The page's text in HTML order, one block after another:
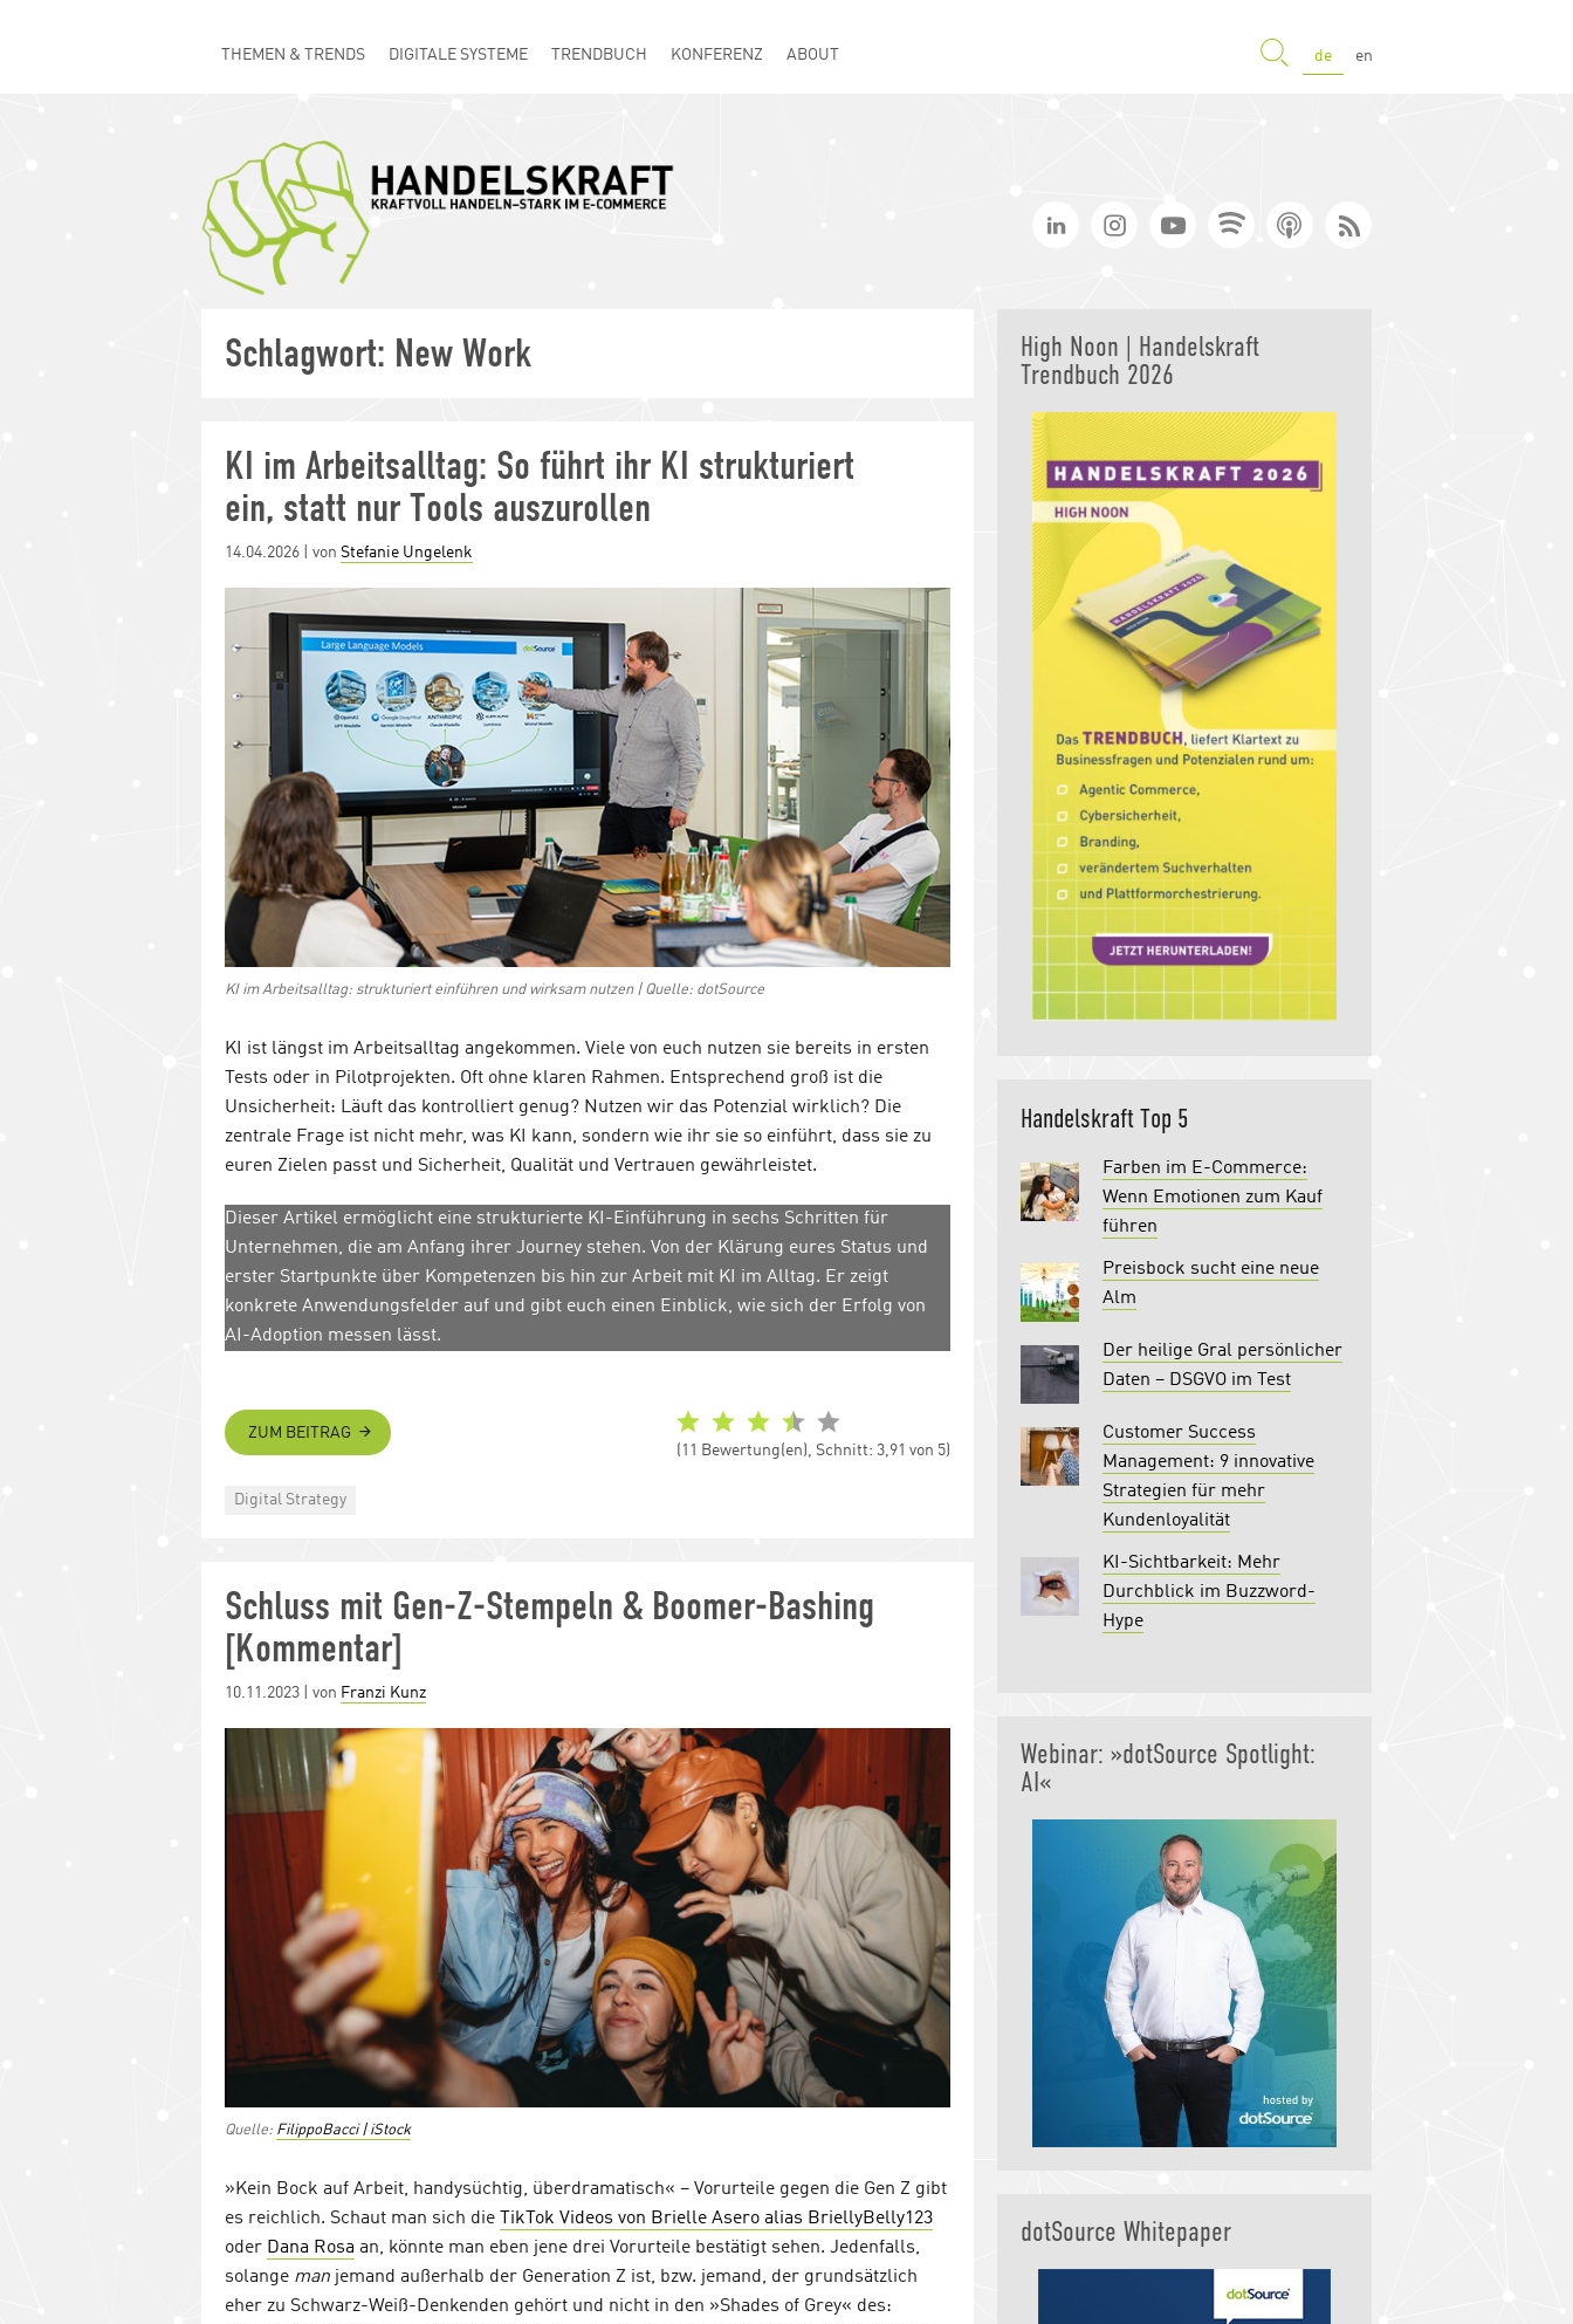
THEMEN & TRENDS DIGITALE SYSTEME TRENDBUCH KONFERENZ ABOUT SUCHE de en
Schlagwort: New Work
KI im Arbeitsalltag: So führt ihr KI strukturiert
ein, statt nur Tools auszurollen
Posted
14.04.2026 | von Stefanie Ungelenk
KI im Arbeitsalltag: strukturiert einführen und wirksam nutzen | Quelle: dotSource
KI ist längst im Arbeitsalltag angekommen. Viele von euch nutzen sie bereits in ersten
Tests oder in Pilotprojekten. Oft ohne klaren Rahmen. Entsprechend groß ist die
Unsicherheit: Läuft das kontrolliert genug? Nutzen wir das Potenzial wirklich? Die
zentrale Frage ist nicht mehr, was KI kann, sondern wie ihr sie so einführt, dass sie zu
euren Zielen passt und Sicherheit, Qualität und Vertrauen gewährleistet.
Dieser Artikel ermöglicht eine strukturierte KI-Einführung in sechs Schritten für
Unternehmen, die am Anfang ihrer Journey stehen. Von der Klärung eures Status und
erster Startpunkte über Kompetenzen bis hin zur Arbeit mit KI im Alltag. Er zeigt
konkrete Anwendungsfelder auf und gibt euch einen Einblick, wie sich der Erfolg von
AI-Adoption messen lässt.
ZUM BEITRAG
(11 Bewertung(en), Schnitt: 3,91 von 5)
Categories
Digital Strategy
Schluss mit Gen-Z-Stempeln & Boomer-Bashing
[Kommentar]
Posted
10.11.2023 | von Franzi Kunz
Quelle: FilippoBacci | iStock
»Kein Bock auf Arbeit, handysüchtig, überdramatisch« – Vorurteile gegen die Gen Z gibt
es reichlich. Schaut man sich die
TikTok Videos von Brielle Asero alias BriellyBelly123
oder Dana Rosa an, könnte man eben jene drei Vorurteile bestätigt sehen. Jedenfalls,
solange man jemand außerhalb der Generation Z ist, bzw. jemand, der grundsätzlich
eher zu Schwarz-Weiß-Denkenden gehört und nicht in den »Shades of Grey« des:
High Noon | Handelskraft
Trendbuch 2026
Handelskraft Top 5
Farben im E-Commerce:
Wenn Emotionen zum Kauf
führen
Preisbock sucht eine neue
Alm
Der heilige Gral persönlicher
Daten – DSGVO im Test
Customer Success
Management: 9 innovative
Strategien für mehr
Kundenloyalität
KI-Sichtbarkeit: Mehr
Durchblick im Buzzword-
Hype
Webinar: »dotSource Spotlight:
AI«
dotSource Whitepaper